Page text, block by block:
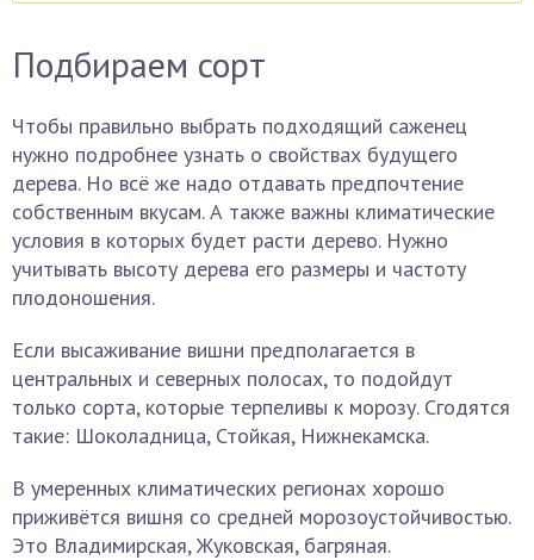
Подбираем сорт
Чтобы правильно выбрать подходящий саженец
нужно подробнее узнать о свойствах будущего
дерева. Но всё же надо отдавать предпочтение
собственным вкусам. А также важны климатические
условия в которых будет расти дерево. Нужно
учитывать высоту дерева его размеры и частоту
плодоношения.
Если высаживание вишни предполагается в
центральных и северных полосах, то подойдут
только сорта, которые терпеливы к морозу. Сгодятся
такие: Шоколадница, Стойкая, Нижнекамска.
В умеренных климатических регионах хорошо
приживётся вишня со средней морозоустойчивостью.
Это Владимирская, Жуковская, багряная.